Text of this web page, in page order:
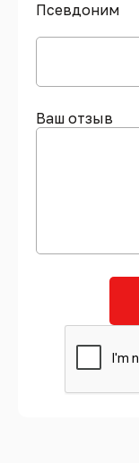
Псевдоним
Ваш отзыв